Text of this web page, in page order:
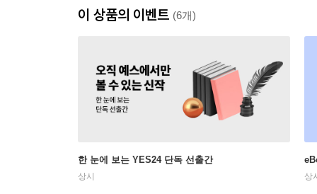
이 상품의 이벤트 (6개)
한 눈에 보는 YES24 단독 선출간
상시 상